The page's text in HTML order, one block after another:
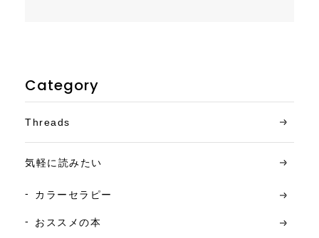
Category
Threads
気軽に読みたい
カラーセラピー
おススメの本